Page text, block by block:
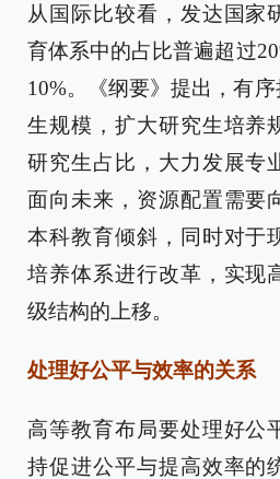
从国际比较看，发达国家
育体系中的占比普遍超过
10%。《纲要》提出，有
生规模，扩大研究生培养
研究生占比，大力发展专
面向未来，资源配置需要
本科教育倾斜，同时对于
培养体系进行改革，实现
级结构的上移。
处理好公平与效率的关系
高等教育布局要处理好公
持促进公平与提高效率的